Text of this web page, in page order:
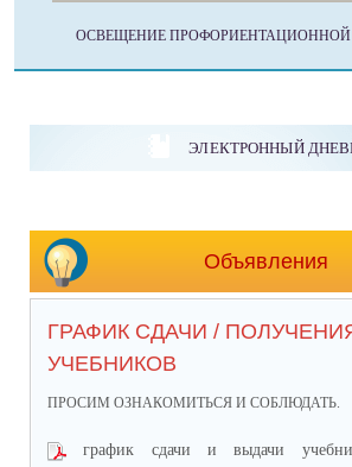
ОСВЕЩЕНИЕ ПРОФОРИЕНТАЦИОННОЙ
ЭЛЕКТРОННЫЙ
Объявления
ГРАФИК СДАЧИ /
УЧЕБНИКОВ
ПРОСИМ ОЗНАКОМИТЬСЯ И СОБЛЮДАТЬ.
график сдачи и выдачи